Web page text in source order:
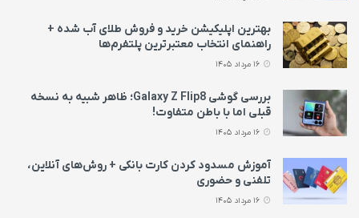
بهترین اپلیکیشن خرید و فروش طلای آب شده +
راهنمای انتخاب معتبرترین پلتفرم‌ها
بررسی گوشی Galaxy Z Flip8؛ ظاهر شبیه به نسخه
قبلی اما با باطن متفاوت!
آموزش مسدود کردن کارت بانکی + روش‌های آنلاین،
تلفنی و حضوری